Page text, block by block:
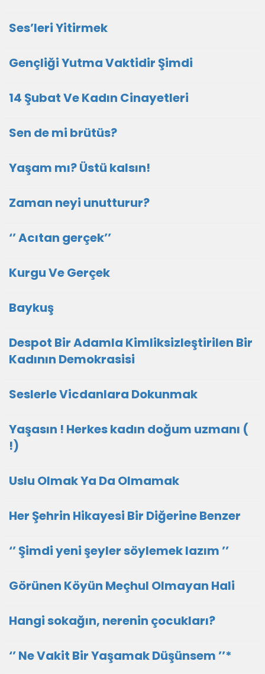
Ses’leri Yitirmek
Gençliği Yutma Vaktidir Şimdi
14 Şubat Ve Kadın Cinayetleri
Sen de mi brütüs?
Yaşam mı? Üstü kalsın!
Zaman neyi unutturur?
‘’ Acıtan gerçek’’
Kurgu Ve Gerçek
Baykuş
Despot Bir Adamla Kimliksizleştirilen Bir
Kadının Demokrasisi
Seslerle Vicdanlara Dokunmak
Yaşasın ! Herkes kadın doğum uzmanı (
!)
Uslu Olmak Ya Da Olmamak
Her Şehrin Hikayesi Bir Diğerine Benzer
‘’ Şimdi yeni şeyler söylemek lazım ’’
Görünen Köyün Meçhul Olmayan Hali
Hangi sokağın, nerenin çocukları?
‘’ Ne Vakit Bir Yaşamak Düşünsem ’’*